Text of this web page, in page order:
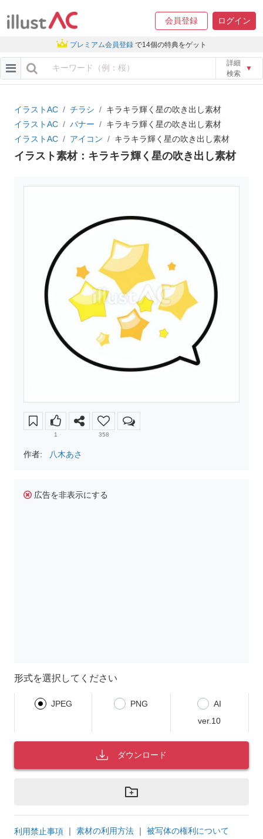
会員登録 ログイン
プレミアム会員登録 で14個の特典をゲット
詳細
検索
▼
イラストAC チラシ
キラキラ輝く星の吹き出し素材
イラストAC
バナー
キラキラ輝く星の吹き出し素材
イラストAC
アイコン キラキラ輝く星の吹き出し素材
イラスト素材：キラキラ輝く星の吹き出し素材
1 358
作者: 八木あさ
広告を非表示にする
形式を選択してください
JPEG PNG
AI
ver.10
ダウンロード
利用禁止事項 ｜ 素材の利用方法 ｜ 被写体の権利について